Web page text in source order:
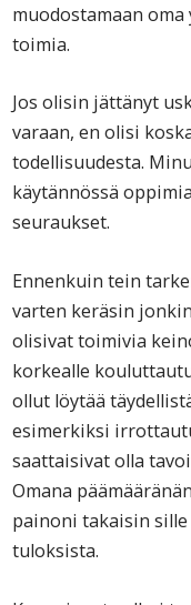
muodostamaan
toimia.
Jos olisin jättänyt
varaan, en olisi
todellisuudesta.
käytännössä
seuraukset.
Ennenkuin tein
varten keräsin
olisivat toimivia
korkealle
ollut löytää
esimerkiksi
saattaisivat olla
Omana
painoni takaisin
tuloksista.